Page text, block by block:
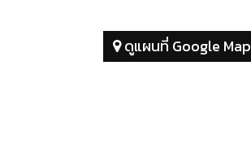
ดูแผนที่ Google Map